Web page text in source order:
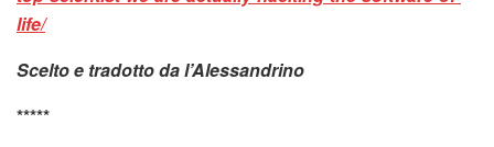
life/
Scelto e tradotto da l’Alessandrino
*****